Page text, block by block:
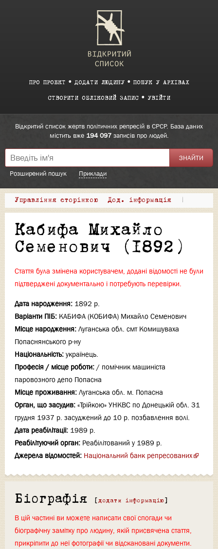
ПРО ПРОЕКТ ДОДАТИ ЛЮДИНУ ПОШУК У АРХІВАХ
СТВОРИТИ ОБЛІКОВИЙ ЗАПИС УВІЙТИ
Відкритий список жертв політичних репресій в СРСР. База даних
містить вже 194 097записів про людей.
Розширений пошук Приклади
Управління сторінкою Дод. інформація |
Кабифа Михайло
Семенович (1892)
Стаття була змінена користувачем, додані відомості не були
підтверджені документально і потребують перевірки.
Дата народження: 1892 р.
Варіанти ПІБ: КАБИФА (КОБИФА) Михайло Семенович
Місце народження: Луганська обл. смт Комишуваха
Попаснянського р-ну
Національність: українець.
Професія / місце роботи: / помічник машиніста
паровозного депо Попасна
Місце проживання: Луганська обл. м. Попасна
Орган, що засудив: «Трійкою» УНКВС по Донецькій обл. 31
грудня 1937 р. засуджений до 10 р. позбавлення волі.
Дата реабілітаціi: 1989 р.
Реабілітуючий орган: Реабілітований у 1989 р.
Джерела відомостей: Національний банк репресованих
Біографія [ додати інформацію ]
В цій частині ви можете написати свої спогади чи
біографічну замітку про людину, якій присвячена стаття,
прикріпити до неї фотографії чи відскановані документи.